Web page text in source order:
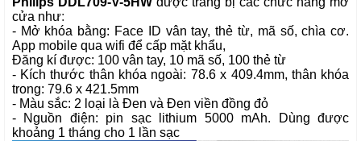
cửa như:
- Mở khóa bằng: Face ID vân tay, thẻ từ, mã số, chìa cơ.
App mobile qua wifi để cấp mặt khẩu,
Đăng kí được: 100 vân tay, 10 mã số, 100 thẻ từ
- Kích thước thân khóa ngoài: 78.6x 409.4mm, thân khóa
trong: 79.6x 421.5mm
- Màu sắc: 2 loại là Đen và Đen viền đồng đỏ
- Nguồn điện: pin sạclithium 5000 mAh. Dùng được
khoảng 1 tháng cho 1 lần sạc